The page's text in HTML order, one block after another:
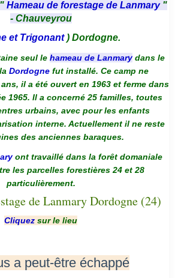
Hameau de forestage de Lanmary "
- Chauveyrou
et Trigonant) Dordogne.
seul le hameau de Lanmarydans le
Dordogne fut installé. Ce camp ne
il a été ouvert en 1963 et ferme dans
1965. Il a concerné 25 familles, toutes
urbains, avec pour les enfants
interne. Actuellement il ne reste
des anciennes baraques.
ont travaillé dans la forêt domaniale
les parcelles forestières 24 et 28
particulièrement.
Cliquez sur le lieu
a peut-être échappé